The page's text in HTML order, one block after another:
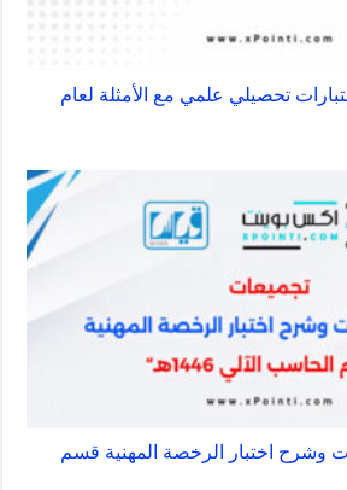
تحصيلي علمي مع الأمثلة لعام
وشرح اختبار الرخصة المهنية قسم